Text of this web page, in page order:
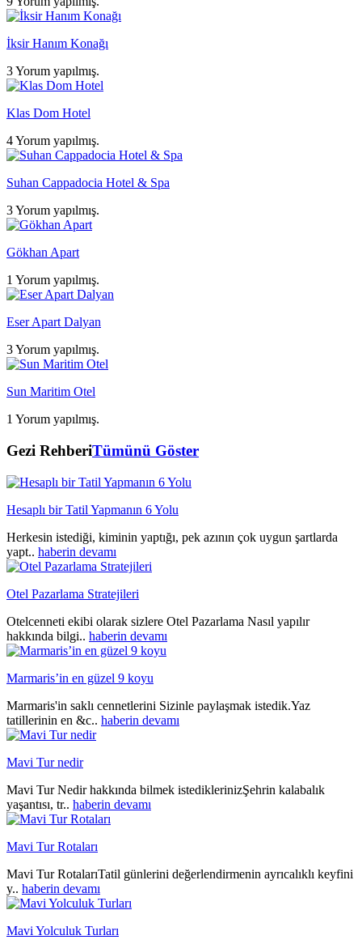
İksir Hanım Konağı
3 Yorum yapılmış.
Klas Dom Hotel
4 Yorum yapılmış.
Suhan Cappadocia Hotel & Spa
3 Yorum yapılmış.
Gökhan Apart
1 Yorum yapılmış.
Eser Apart Dalyan
3 Yorum yapılmış.
Sun Maritim Otel
1 Yorum yapılmış.
Gezi RehberiTümünü Göster
Hesaplı bir Tatil Yapmanın 6 Yolu
Herkesin istediği, kiminin yaptığı, pek azının çok uygun şartlarda
yapt.. haberin devamı
Otel Pazarlama Stratejileri
Otelcenneti ekibi olarak sizlere Otel Pazarlama Nasıl yapılır
hakkında bilgi.. haberin devamı
Marmaris’in en güzel 9 koyu
Marmaris'in saklı cennetlerini Sizinle paylaşmak istedik.Yaz
tatillerinin en &c.. haberin devamı
Mavi Tur nedir
Mavi Tur Nedir hakkında bilmek istediklerinizŞehrin kalabalık
yaşantısı, tr.. haberin devamı
Mavi Tur Rotaları
Mavi Tur RotalarıTatil günlerini değerlendirmenin ayrıcalıklı keyfini
y.. haberin devamı
Mavi Yolculuk Turları